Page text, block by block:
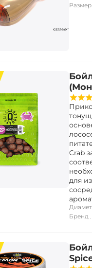
Размер
Crab
для
Бренд